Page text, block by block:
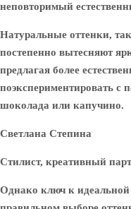
неповторимый
Натуральные оттенки,
постепенно вытесняют
предлагая более
поэкспериментировать с
шоколада или капучино.
Светлана Степина
Стилист, креативный
Однако ключ к идеальной